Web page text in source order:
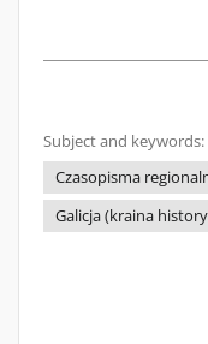
Subject and keywords:
Czasopisma
Galicja (kraina